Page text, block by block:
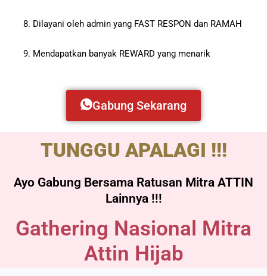
Dilayani oleh admin yang FAST RESPON dan RAMAH
Mendapatkan banyak REWARD yang menarik
Gabung Sekarang
TUNGGU APALAGI !!!
Ayo Gabung Bersama Ratusan Mitra ATTIN
Lainnya !!!
Gathering Nasional Mitra
Attin Hijab